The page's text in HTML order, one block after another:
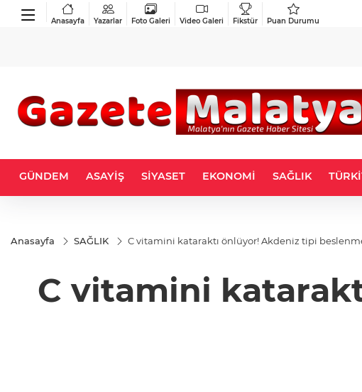
Anasayfa Yazarlar Foto Galeri Video Galeri Fikstür Puan Durumu
GÜNDEM ASAYİŞ SİYASET EKONOMİ SAĞLIK
Anasayfa SAĞLIK C vitamini kataraktı önlüyor! Akdeniz tipi
C vitamini